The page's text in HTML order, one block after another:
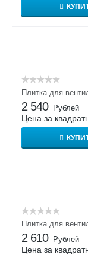
Плитка для
2 540 Рублей
Цена за
Плитка для
2 610 Рублей
Цена за